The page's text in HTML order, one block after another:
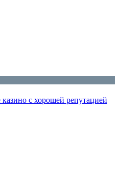
с хорошей репутацией